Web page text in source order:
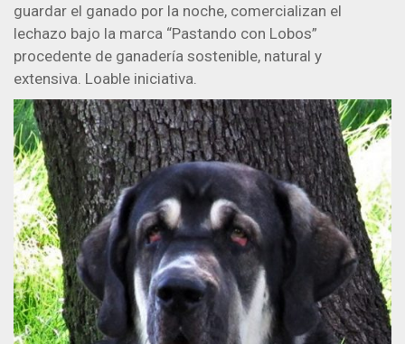
guardar el ganado por la noche, comercializan el
lechazo bajo la marca “Pastando con Lobos”
procedente de ganadería sostenible, natural y
extensiva. Loable iniciativa.